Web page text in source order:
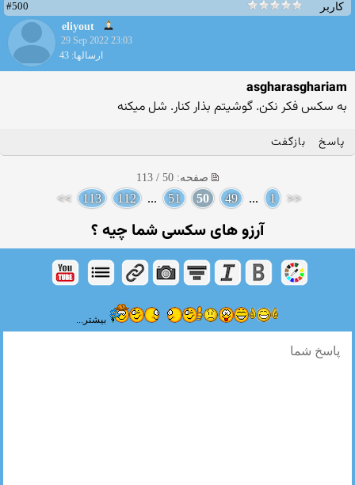
کاربر
#500
eliyout
29 Sep 2022 23:03
ارسالها: 43
asgharasghariam
به سکس فکر نکن. گوشیتم بذار کنار. شل میکنه
پاسخ بازگفت
صفحه: 50 / 113
<<
1
...
49
50
51
...
112
113
>>
آرزو های سکسی شما چیه ؟
بیشتر...